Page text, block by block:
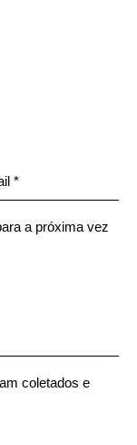
a próxima vez
coletados e